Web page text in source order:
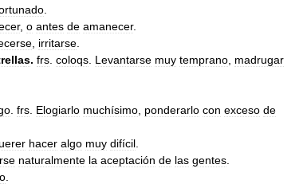
, o antes de amanecer.
irritarse
s. frs coloqs Levantarse muy temprano madrugar
frs Elogiarlo muchísimo ponderarlo con exceso de
hacer algo muy difícil
naturalmente la aceptación de las gentes